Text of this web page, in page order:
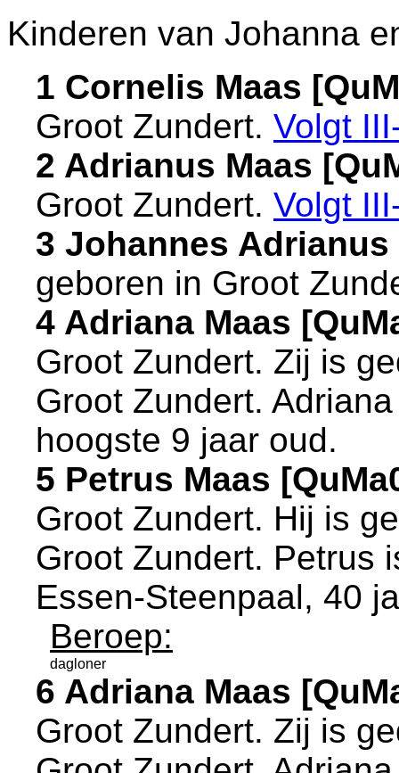
Kinderen van Johanna
1 Cornelis Maas
Groot Zundert. Volgt
2 Adrianus Maas
Groot Zundert. Volgt
3 Johannes Adrianus
geboren in Groot
4 Adriana Maas
Groot Zundert. Zij is
Groot Zundert.
hoogste 9 jaar oud.
5 Petrus Maas
Groot Zundert. Hij is
Groot Zundert. Petrus
Essen-Steenpaal, 40
Beroep:
dagloner
6 Adriana Maas
Groot Zundert. Zij is